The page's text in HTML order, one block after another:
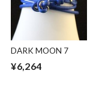
DARK MOON 7
¥6,264